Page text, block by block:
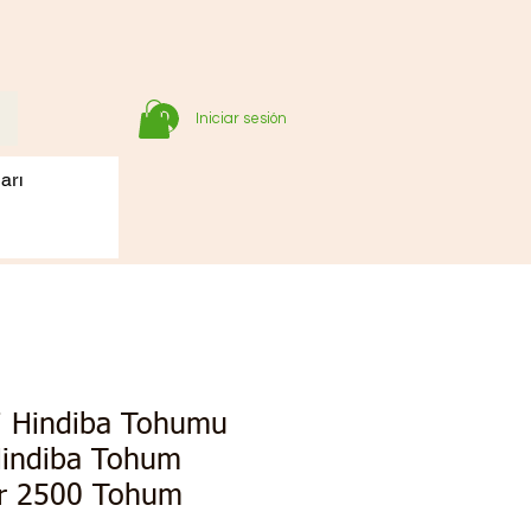
Iniciar sesión
Hindiba Tohumu
Tohum
2500 Tohum